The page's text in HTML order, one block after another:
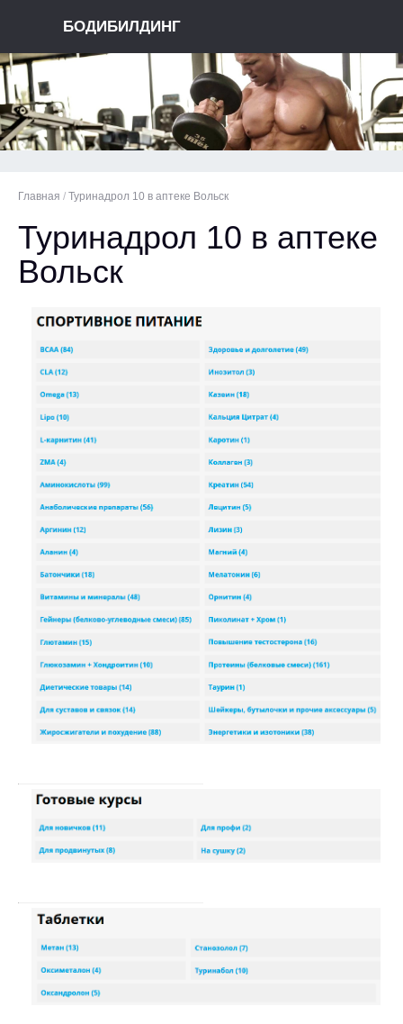
БОДИБИЛДИНГ
Главная / Туринадрол 10 в аптеке Вольск
Туринадрол 10 в аптеке
Вольск